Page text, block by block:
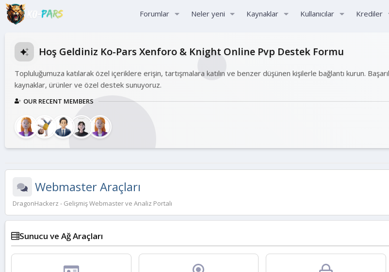
Forumlar Neler yeni Kaynaklar Kullanıcılar Krediler
Hoş Geldiniz Ko-Pars Xenforo & Knight Online Pvp Destek Formu
Topluluğumuza katılarak özel içeriklere erişin, tartışmalara katılın ve benzer düşünen kişilerle bağlantı kurun.
kaynaklar, ürünler ve özel destek sunuyoruz.
OUR RECENT MEMBERS
Webmaster Araçları
DragonHackerz - Gelişmiş Webmaster ve Analiz Portalı
Sunucu ve Ağ Araçları